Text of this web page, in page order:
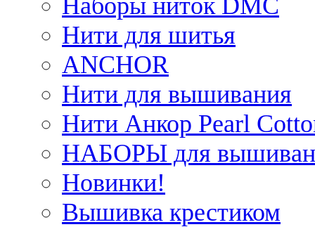
Наборы ниток DMC
Нити для шитья
ANCHOR
Нити для вышивания
Нити Анкор Pearl
НАБОРЫ для
Новинки!
Вышивка крестиком